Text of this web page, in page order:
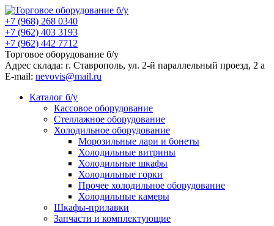
+7 (968) 268 0340
+7 (962) 403 3193
+7 (962) 442 7712
Торговое оборудование б/у
Адрес склада: г. Ставрополь, ул. 2-й параллельный проезд, 2 a
E-mail: nevovis@mail.ru
Каталог б/у
Кассовое оборудование
Стеллажное оборудование
Холодильное оборудование
Морозильные лари и бонеты
Холодильные витрины
Холодильные шкафы
Холодильные горки
Прочее холодильное оборудование
Холодильные камеры
Шкафы-прилавки
Запчасти и комплектующие